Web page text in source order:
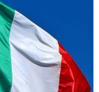
وليد جنبلاط
ابحث